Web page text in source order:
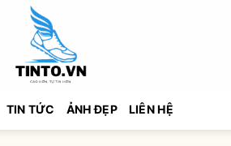
TIN TỨC ẢNH ĐẸP LIÊN HỆ